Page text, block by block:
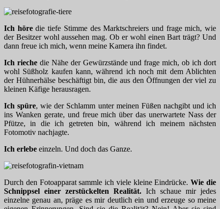
Ich höredie tiefe Stimme des Marktschreiers und frage mich, wie
der Besitzer wohl aussehen mag. Ob er wohl einen Bart trägt? Und
dann freue ich mich, wenn meine Kamera ihn findet.
Ich riechedie Nähe der Gewürzstände und frage mich, ob ich dort
wohl Süßholz kaufen kann, während ich noch mit dem Ablichten
der Hühnerhälse beschäftigt bin, die aus den Öffnungen der viel zu
kleinen Käfige herausragen.
Ich spüre, wie der Schlamm unter meinen Füßen nachgibt und ich
ins Wanken gerate, und freue mich über das unerwartete Nass der
Pfütze, in die ich getreten bin, während ich meinem nächsten
Fotomotiv nachjagte.
Ich erlebe einzeln. Und doch das Ganze.
Durch den Fotoapparat sammle ich viele kleine Eindrücke.Wie die
Schnippsel einer zerstückelten Realität. Ich schaue mir jedes
einzelne genau an, präge es mir deutlich ein und erzeuge so meine